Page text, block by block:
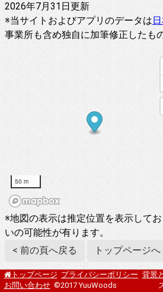
2026年7月31日更新
※当サイトおよびアプリのデータは
事業所も含め独自に加筆修正したも
50 m
※地図の表示は推定位置を表示して
いの可能性が有ります。
< 前の頁へ戻る
トップページへ
トップページ プライバシーポリシー 背景
お問い合わせ ©2017 YuuWoods